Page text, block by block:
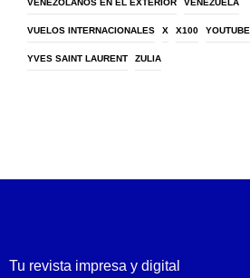
VENEZOLANOS EN EL EXTERIOR VENEZUELA
VUELOS INTERNACIONALES X X100 YOUTUBE
YVES SAINT LAURENT ZULIA
Tu revista impresa y digital